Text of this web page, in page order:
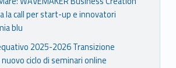
la call per start-up e innovatori
blu
2025-2026 Transizione
ciclo di seminari online